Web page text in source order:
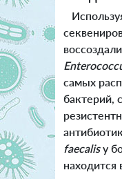
самых
бактерий,
faecalisу